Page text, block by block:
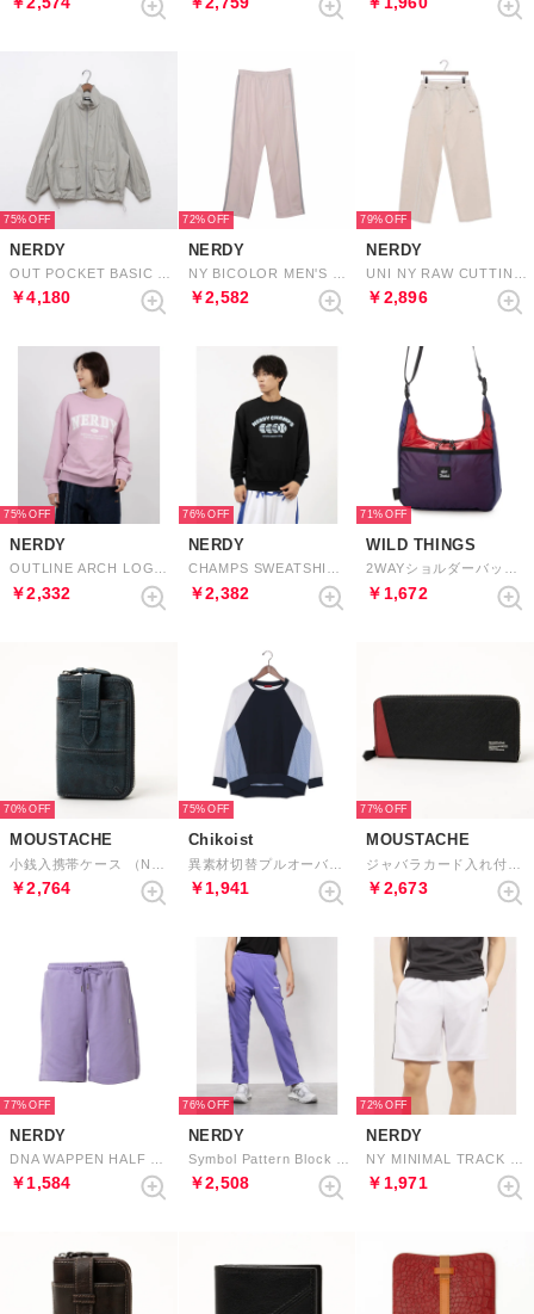
75%
NERDY
￥4,180
72%
NERDY
￥2,582
79%
NERDY
￥2,896
75%
NERDY
OUTLINE ARCH LOGO SWEATSHIRT （ROSE PINK） アウトラインアーチロゴスウェットシャツ（ローズピンク）
￥2,332
76%
NERDY
CHAMPS SWEATSHIRT チャンプスウェットシャツ
￥2,382
71%
WILD THINGS
2WAYショルダーバッグM （BLUE×RED）
￥1,672
70%
MOUSTACHE
￥2,764
75%
Chikoist
￥1,941
77%
MOUSTACHE
￥2,673
77%
NERDY
￥1,584
76%
NERDY
￥2,508
72%
NERDY
￥1,971